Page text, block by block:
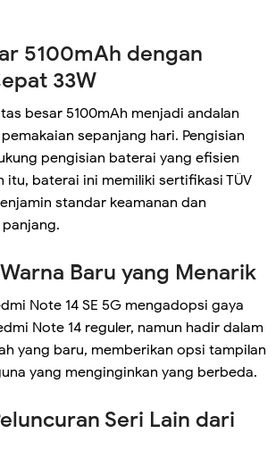
5100mAh dengan
33W
besar 5100mAh menjadi andalan
sepanjang hari. Pengisian
pengisian baterai yang efisien
itu, baterai ini memiliki sertifikasi TÜV
standar keamanan dan
Baru yang Menarik
Note 14 SE 5G mengadopsi gaya
Note 14 reguler, namun hadir dalam
yang baru, memberikan opsi tampilan
yang menginginkan yang berbeda.
Seri Lain dari